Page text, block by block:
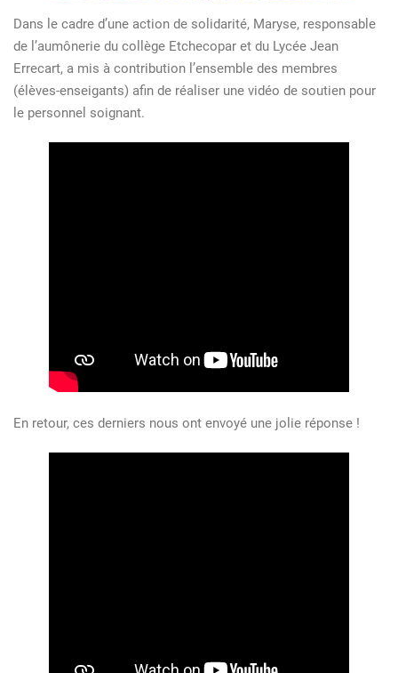
Dans le cadre d’une action de solidarité, Maryse, responsable
de l’aumônerie du collège Etchecopar et du Lycée Jean
Errecart, a mis à contribution l’ensemble des membres
(élèves-enseigants) afin de réaliser une vidéo de soutien pour
le personnel soignant.
En retour, ces derniers nous ont envoyé une jolie réponse !